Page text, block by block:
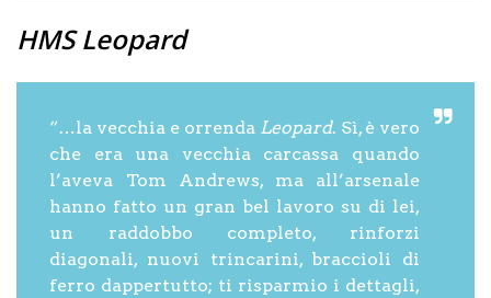
HMS Leopard
“…la vecchia e orrenda Leopard. Sì, è vero
che era una vecchia carcassa quando
l’aveva Tom Andrews, ma all’arsenale
hanno fatto un gran bel lavoro su di lei,
un raddobbo completo, rinforzi
diagonali, nuovi trincarini, braccioli di
ferro dappertutto; ti risparmio i dettagli,